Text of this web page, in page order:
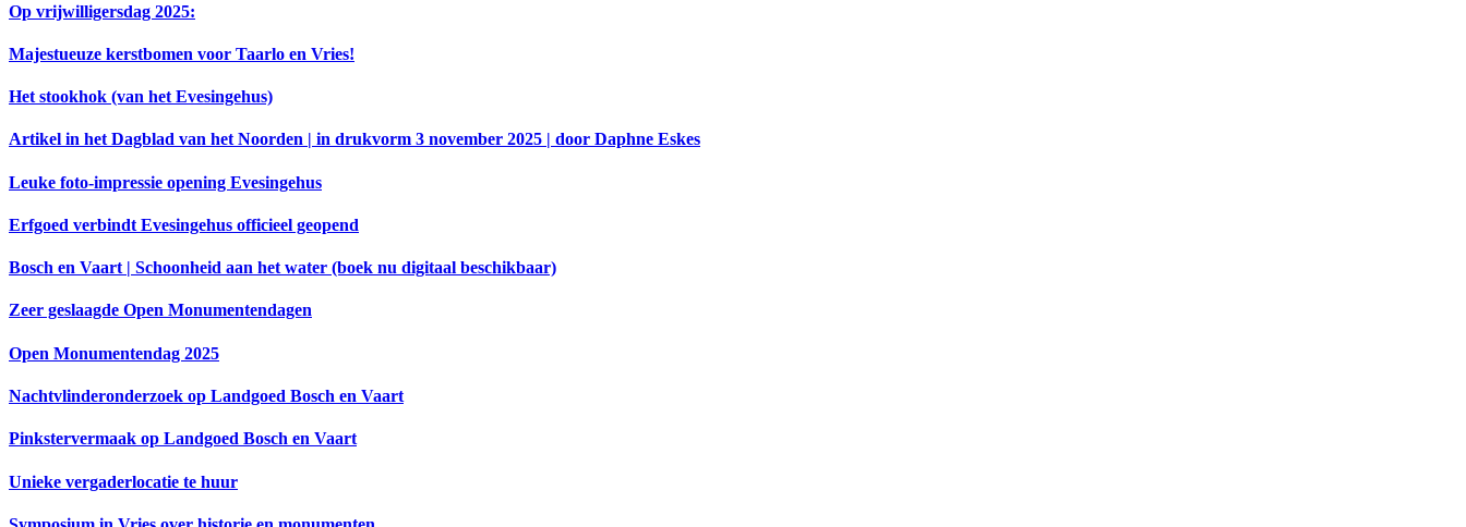
Op vrijwilligersdag 2025:
Majestueuze kerstbomen voor Taarlo en Vries!
Het stookhok (van het Evesingehus)
Artikel in het Dagblad van het Noorden | in drukvorm 3 november 2025 | door Daphne Eskes
Leuke foto-impressie opening Evesingehus
Erfgoed verbindt Evesingehus officieel geopend
Bosch en Vaart | Schoonheid aan het water (boek nu digitaal beschikbaar)
Zeer geslaagde Open Monumentendagen
Open Monumentendag 2025
Nachtvlinderonderzoek op Landgoed Bosch en Vaart
Pinkstervermaak op Landgoed Bosch en Vaart
Unieke vergaderlocatie te huur